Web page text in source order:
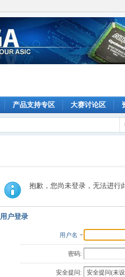
产品支持专区 大赛讨论区
抱歉，您尚未登录，无法进行
用户登录
用户名
密码:
安全提问: